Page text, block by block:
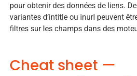
pour obtenir des données de liens.
variantes d’intitle ou inurl peuvent
filtres sur les champs dans des
Cheat sheet —